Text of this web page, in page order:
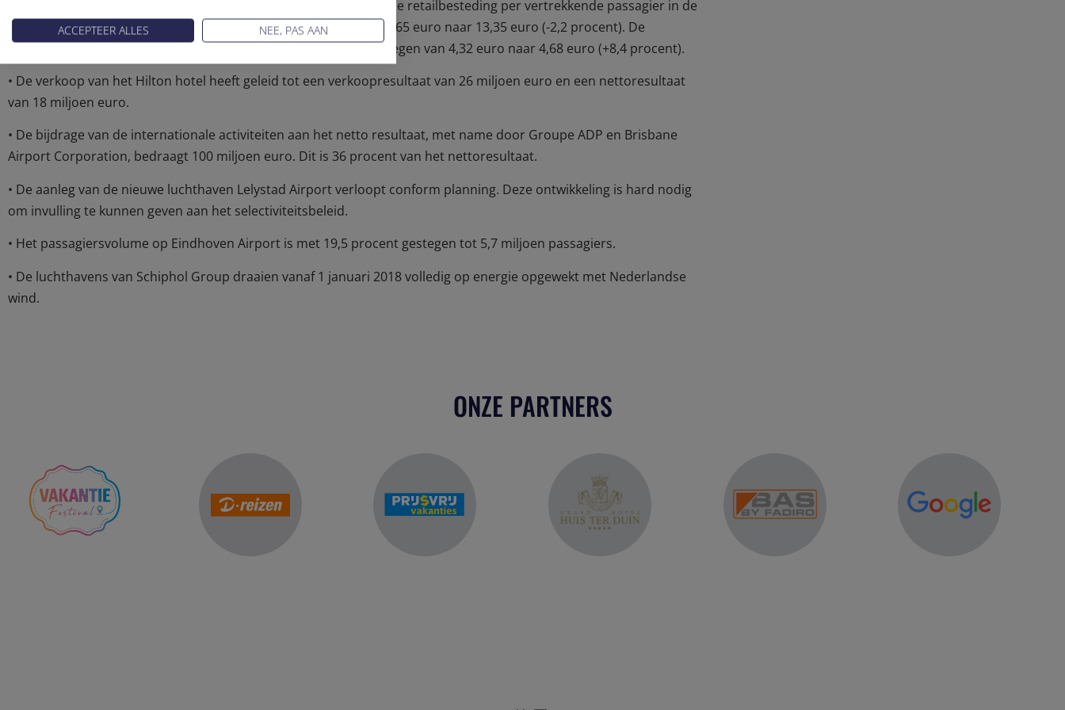
• De omzet uit concessies en parkeren is gestegen. De gemiddelde retailbesteding per vertrekkende passagier in de
winkels achter de securitycontrole op Schiphol is gedaald van 13,65 euro naar 13,35 euro (-2,2 procent). De
gemiddelde horecabesteding per vertrekkende passagier is gestegen van 4,32 euro naar 4,68 euro (+8,4 procent).
• De verkoop van het Hilton hotel heeft geleid tot een verkoopresultaat van 26 miljoen euro en een nettoresultaat
van 18 miljoen euro.
• De bijdrage van de internationale activiteiten aan het netto resultaat, met name door Groupe ADP en Brisbane
Airport Corporation, bedraagt 100 miljoen euro. Dit is 36 procent van het nettoresultaat.
• De aanleg van de nieuwe luchthaven Lelystad Airport verloopt conform planning. Deze ontwikkeling is hard nodig
om invulling te kunnen geven aan het selectiviteitsbeleid.
• Het passagiersvolume op Eindhoven Airport is met 19,5 procent gestegen tot 5,7 miljoen passagiers.
• De luchthavens van Schiphol Group draaien vanaf 1 januari 2018 volledig op energie opgewekt met Nederlandse
wind.
ONZE PARTNERS
ACCEPTEER ALLES NEE, PAS AAN